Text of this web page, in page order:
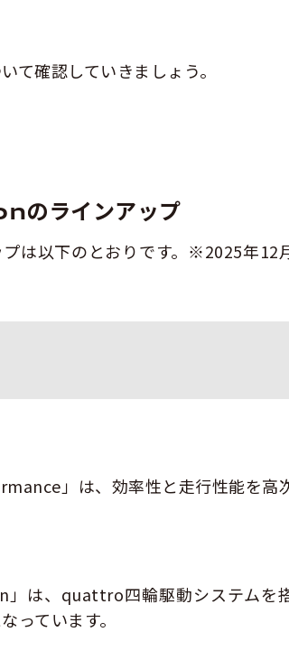
て確認していきましょう。
のラインアップ
は以下のとおりです。※2025年12
」は、効率性と走行性能を高
は、quattro四輪駆動システムを
っています。